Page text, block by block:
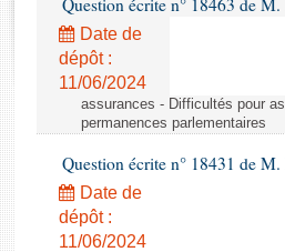
Rapports d'enquête
Rapports législatifs
Rapports sur l'application des lois
Baromètre de l’application des lois
Budget et sécurité sociale
Questions écrites et orales
Comptes rendus des débats
Question écrite n° 18463 de
Date de
dépôt :
11/06/2024
assurances - Difficultés pour
permanences parlementaires
Question écrite n° 18431 de
Date de
dépôt :
11/06/2024